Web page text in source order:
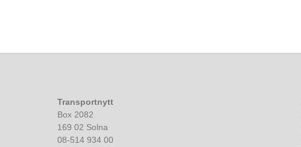
Transportnytt
Box 2082
169 02 Solna
08-514 934 00